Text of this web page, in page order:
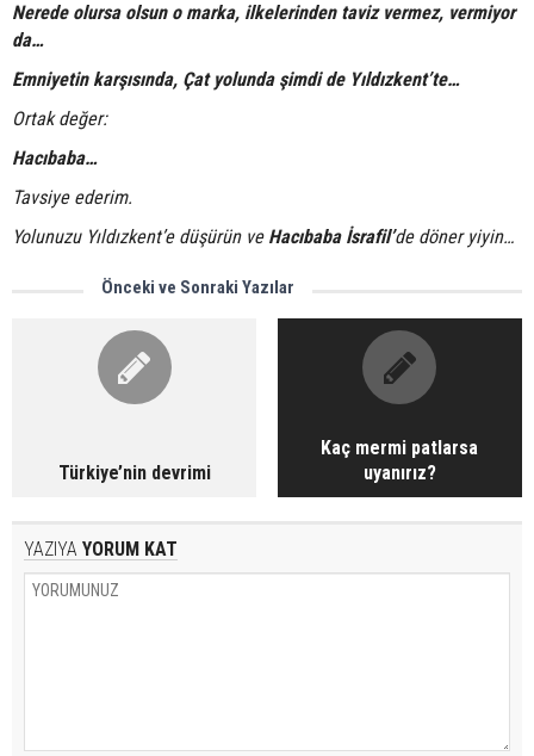
Nerede olursa olsun o marka, ilkelerinden taviz vermez, vermiyor
da…
Emniyetin karşısında, Çat yolunda şimdi de Yıldızkent’te…
Ortak değer:
Hacıbaba…
Tavsiye ederim.
Yolunuzu Yıldızkent’e düşürün ve Hacıbaba İsrafil’de döner yiyin…
Önceki ve Sonraki Yazılar
Türkiye’nin devrimi
Kaç mermi patlarsa
uyanırız?
YAZIYA YORUM KAT